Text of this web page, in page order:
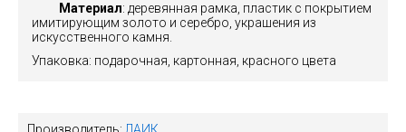
Материал: деревянная рамка, пластик с покрытием
имитирующим золото и серебро, украшения из
искусственного камня.
Упаковка: подарочная, картонная, красного цвета